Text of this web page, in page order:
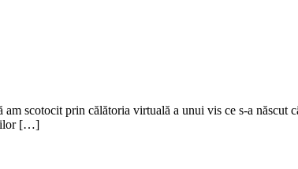
scotocit prin călătoria virtuală a unui vis ce s-a născut
[…]